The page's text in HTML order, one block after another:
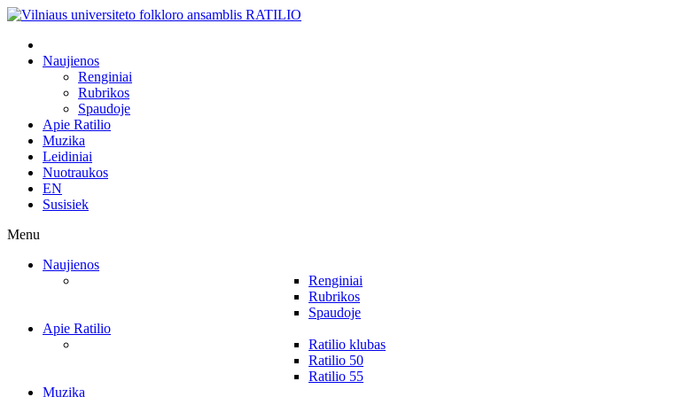
Naujienos
Renginiai
Rubrikos
Spaudoje
Apie Ratilio
Muzika
Leidiniai
Nuotraukos
EN
Susisiek
Menu
Naujienos
Renginiai
Rubrikos
Spaudoje
Apie Ratilio
Ratilio klubas
Ratilio 50
Ratilio 55
Muzika